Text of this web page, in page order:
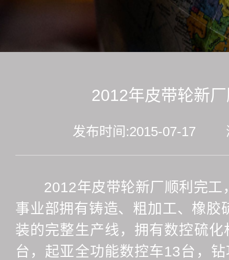
2012年皮带轮新
发布时间:2015-07-17
2012年皮带轮新厂顺利完工
事业部拥有铸造、粗加工、橡胶
装的完整生产线，拥有数控硫
台，起亚全功能数控车13台，